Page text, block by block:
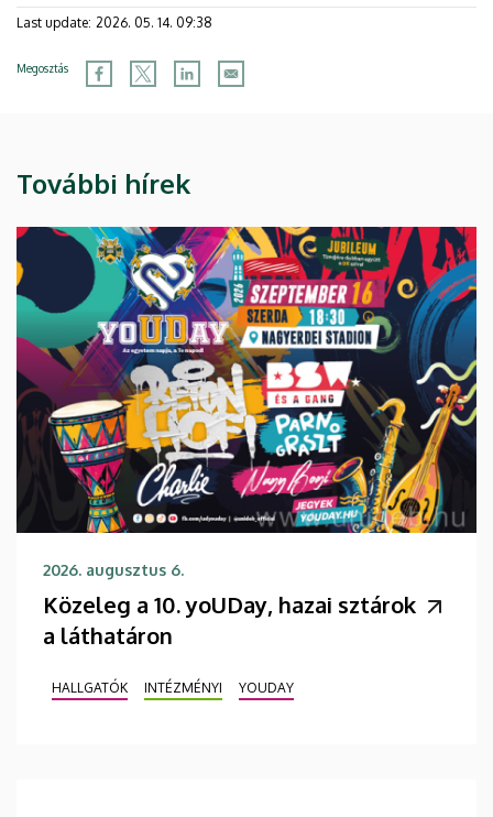
Last update: 2026. 05. 14. 09:38
Megosztás
További hírek
2026. augusztus 6.
Közeleg a 10. yoUDay, hazai sztárok
a láthatáron
HALLGATÓK INTÉZMÉNYI YOUDAY